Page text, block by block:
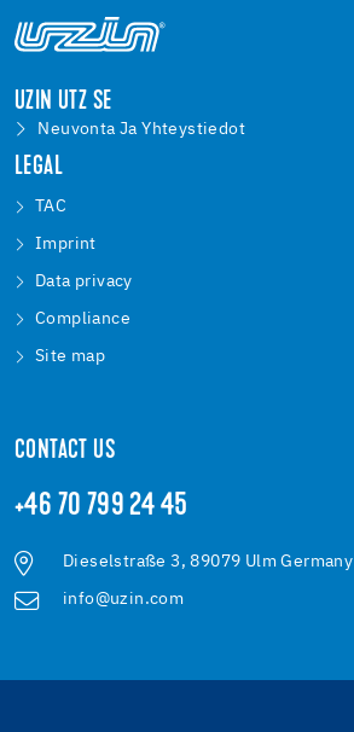
UZIN UTZ SE
Neuvonta Ja Yhteystiedot
LEGAL
TAC
Imprint
Data privacy
Compliance
Site map
CONTACT US
+46 70 799 24 45
Dieselstraße 3, 89079 Ulm Germany
info@uzin.com